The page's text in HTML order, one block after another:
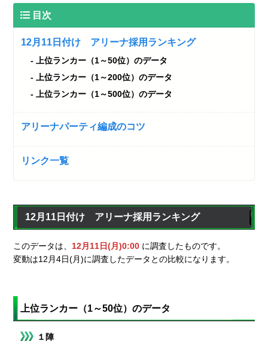
目次
12月11日付け アリーナ採用ランキング
上位ランカー（1～50位）のデータ
上位ランカー（1～200位）のデータ
上位ランカー（1～500位）のデータ
アリーナパーティ編成のコツ
リンク一覧
12月11日付け アリーナ採用ランキング
このデータは、12月11日(月)0:00 に調査したものです。
変動は12月4日(月)に調査したデータとの比較になります。
上位ランカー（1～50位）のデータ
１陣